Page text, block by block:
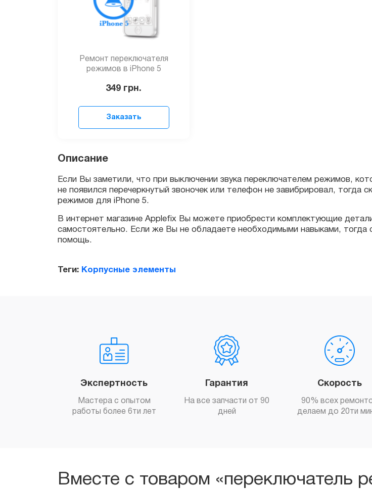
Ремонт переключателя
режимов в iPhone 5
349 грн.
Заказать
Описание
не появился перечеркнутый звоночек или телефон не завибрировал, тогда
В интернет магазине Applefix Вы можете приобрести комплектующие детали
самостоятельно. Если же Вы не обладаете необходимыми навыками, тогда
Теги: Корпусные элементы
Экспертность
Мастера с опытом
работы более 6ти лет
Гарантия
На все запчасти от 90
дней
Скорость
90% всех
делаем до 20ти
Вместе с товаром «переключатель